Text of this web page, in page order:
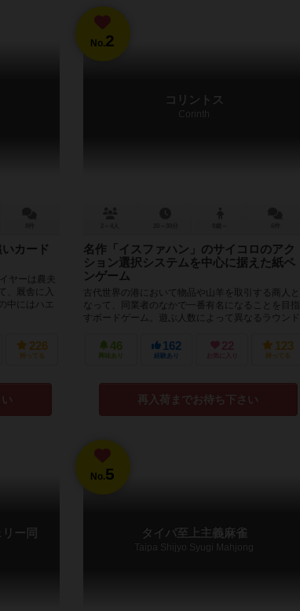
カード
ヤーは農夫
、厩舎に入
中にはハエ
226
持ってる
No.2
コリントス
Corinth
名作「イスファハン」のサイコロのアク
ション選択システムを中心に据えた紙ペ
ンゲーム
古代世界の港において物品や山羊を取引する商人と
なって、同業者のなかで一番有名になることを目指
すボードゲーム。遊ぶ人数によって異なるラウンド
46
興味あり
162
経験あり
22
お気に入り
123
持ってる
再入荷までお待ち下さい
ー同
No.5
タイパ至上主義麻雀
Taipa Shijyo Syugi Mahjong